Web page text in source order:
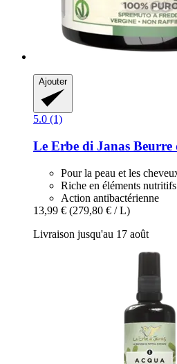
Ajouter
5.0 (1)
Le Erbe di Janas Beurre
Pour la peau et les
Riche en éléments nutritifs
Action antibactérienne
13,99 € (279,80 € / L)
Livraison jusqu'au 17 août